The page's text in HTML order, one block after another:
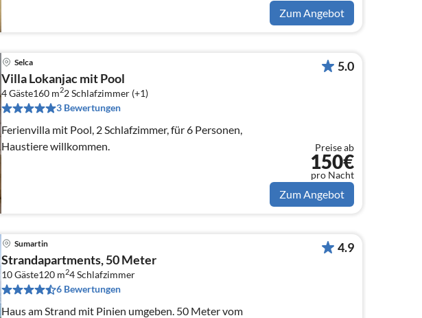
Zum Angebot
Selca
Villa Lokanjac mit Pool
4 Gäste160 m22Schlafzimmer (+1)
3 Bewertungen
Ferienvilla mit Pool, 2 Schlafzimmer, für 6 Personen,
Haustiere willkommen.
5.0
Preise ab
150€
pro Nacht
Zum Angebot
Sumartin
Strandapartments, 50 Meter
10 Gäste120 m24Schlafzimmer
6 Bewertungen
Haus am Strand mit Pinien umgeben. 50 Meter vom
4.9